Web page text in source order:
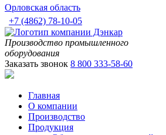
Орловская область
+7 (4862) 78-10-05
Производство промышленного
оборудования
Заказать звонок 8 800 333-58-60
Главная
О компании
Производство
Продукция